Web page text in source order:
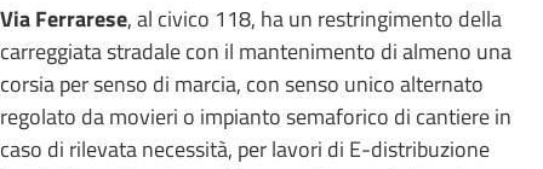
Via Ferrarese, al civico 118, ha un restringimento della
carreggiata stradale con il mantenimento di almeno una
corsia per senso di marcia, con senso unico alternato
regolato da movieri o impianto semaforico di cantiere in
caso di rilevata necessità, per lavori di E-distribuzione